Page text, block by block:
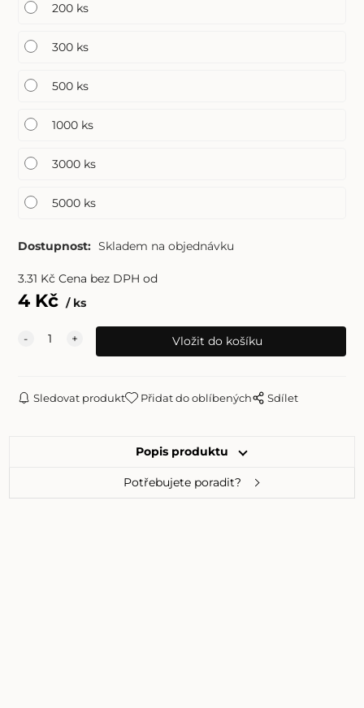
200 ks
300 ks
500 ks
1000 ks
3000 ks
5000 ks
Dostupnost: Skladem na objednávku
3.31 Kč Cena bez DPH od
4Kč ks
Sledovat produkt Přidat do oblíbených Sdílet
Popis produktu
Potřebujete poradit?